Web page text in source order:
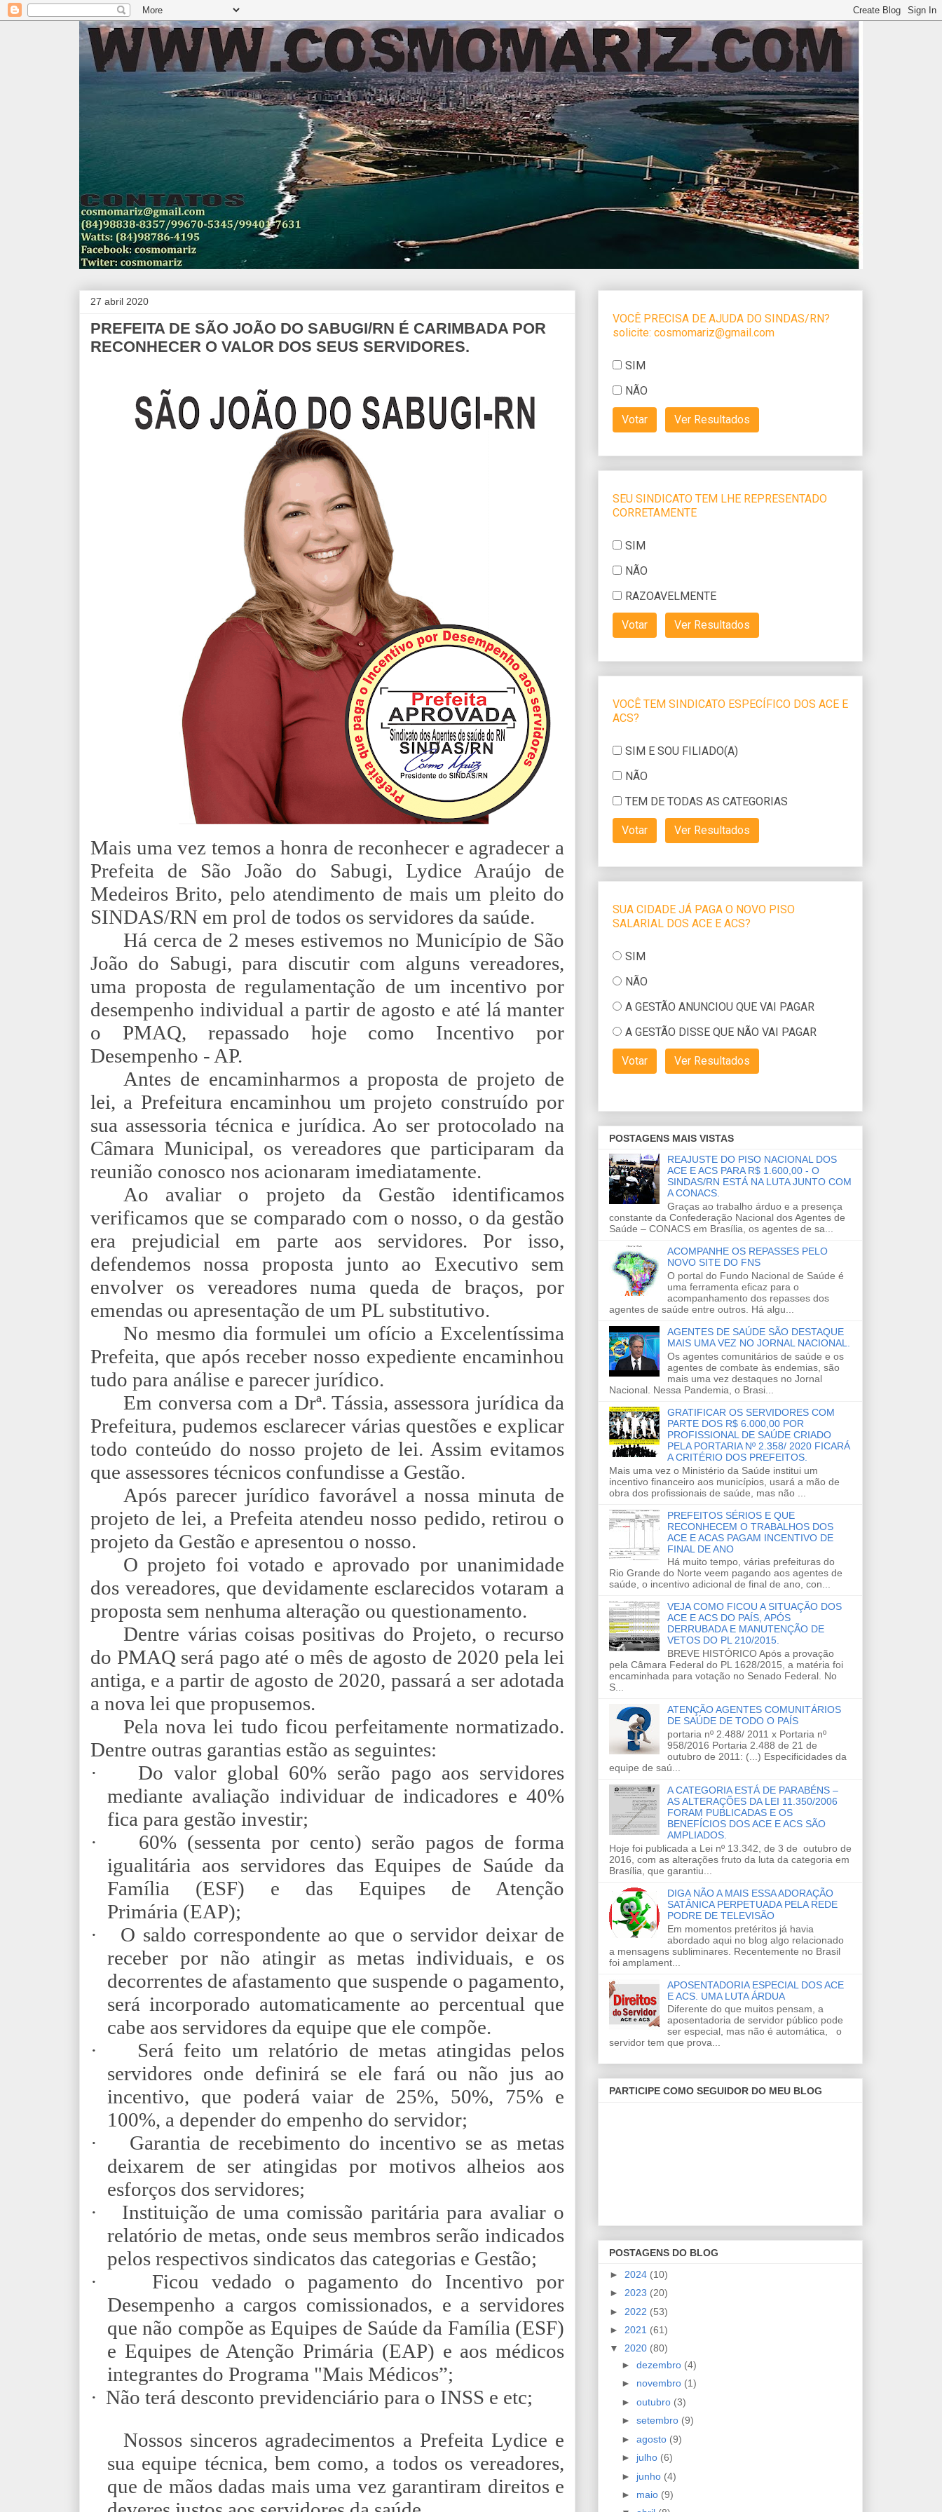
27 abril 2020
PREFEITA DE SÃO JOÃO DO SABUGI/RN É CARIMBADA POR
RECONHECER O VALOR DOS SEUS SERVIDORES.
Mais uma vez temos a honra de reconhecer e agradecer a
Prefeita de São João do Sabugi, Lydice Araújo de
Medeiros Brito, pelo atendimento de mais um pleito do
SINDAS/RN em prol de todos os servidores da saúde.
Há cerca de 2 meses estivemos no Município de São
João do Sabugi, para discutir com alguns vereadores,
uma proposta de regulamentação de um incentivo por
desempenho individual a partir de agosto e até lá manter
o PMAQ, repassado hoje como Incentivo por
Desempenho - AP.
Antes de encaminharmos a proposta de projeto de
lei, a Prefeitura encaminhou um projeto construído por
sua assessoria técnica e jurídica. Ao ser protocolado na
Câmara Municipal, os vereadores que participaram da
reunião conosco nos acionaram imediatamente.
Ao avaliar o projeto da Gestão identificamos
verificamos que se comparado com o nosso, o da gestão
era prejudicial em parte aos servidores. Por isso,
defendemos nossa proposta junto ao Executivo sem
envolver os vereadores numa queda de braços, por
emendas ou apresentação de um PL substitutivo.
No mesmo dia formulei um ofício a Excelentíssima
Prefeita, que após receber nosso expediente encaminhou
tudo para análise e parecer jurídico.
Em conversa com a Drª. Tássia, assessora jurídica da
Prefeitura, pudemos esclarecer várias questões e explicar
todo conteúdo do nosso projeto de lei. Assim evitamos
que assessores técnicos confundisse a Gestão.
Após parecer jurídico favorável a nossa minuta de
projeto de lei, a Prefeita atendeu nosso pedido, retirou o
projeto da Gestão e apresentou o nosso.
O projeto foi votado e aprovado por unanimidade
dos vereadores, que devidamente esclarecidos votaram a
proposta sem nenhuma alteração ou questionamento.
Dentre várias coisas positivas do Projeto, o recurso
do PMAQ será pago até o mês de agosto de 2020 pela lei
antiga, e a partir de agosto de 2020, passará a ser adotada
a nova lei que propusemos.
Pela nova lei tudo ficou perfeitamente normatizado.
Dentre outras garantias estão as seguintes:
·
Do valor global 60% serão pago aos servidores
mediante avaliação individuar de indicadores e 40%
fica para gestão investir;
·
60% (sessenta por cento) serão pagos de forma
igualitária aos servidores das Equipes de Saúde da
Família (ESF) e das Equipes de Atenção
Primária (EAP);
·
O saldo correspondente ao que o servidor deixar de
receber por não atingir as metas individuais, e os
decorrentes de afastamento que suspende o pagamento,
será incorporado automaticamente ao percentual que
cabe aos servidores da equipe que ele compõe.
·
Será feito um relatório de metas atingidas pelos
servidores onde definirá se ele fará ou não jus ao
incentivo, que poderá vaiar de 25%, 50%, 75% e
100%, a depender do empenho do servidor;
·
Garantia de recebimento do incentivo se as metas
deixarem de ser atingidas por motivos alheios aos
esforços dos servidores;
·
Instituição de uma comissão paritária para avaliar o
relatório de metas, onde seus membros serão indicados
pelos respectivos sindicatos das categorias e Gestão;
·
Ficou vedado o pagamento do Incentivo por
Desempenho a cargos comissionados, e a servidores
que não compõe as Equipes de Saúde da Família (ESF)
e Equipes de Atenção Primária (EAP) e aos médicos
integrantes do Programa "Mais Médicos”;
· Não terá desconto previdenciário para o INSS e etc;
Nossos sinceros agradecimentos a Prefeita Lydice e
sua equipe técnica, bem como, a todos os vereadores,
que de mãos dadas mais uma vez garantiram direitos e
POSTAGENS MAIS VISTAS
REAJUSTE DO PISO NACIONAL DOS
ACE E ACS PARA R$ 1.600,00 - O
SINDAS/RN ESTÁ NA LUTA JUNTO COM
A CONACS.
Graças ao trabalho árduo e a presença
constante da Confederação Nacional dos Agentes de
Saúde – CONACS em Brasília, os agentes de sa...
ACOMPANHE OS REPASSES PELO
NOVO SITE DO FNS
O portal do Fundo Nacional de Saúde é
uma ferramenta eficaz para o
acompanhamento dos repasses dos
agentes de saúde entre outros. Há algu...
AGENTES DE SAÚDE SÃO DESTAQUE
MAIS UMA VEZ NO JORNAL NACIONAL.
Os agentes comunitários de saúde e os
agentes de combate às endemias, são
mais uma vez destaques no Jornal
Nacional. Nessa Pandemia, o Brasi...
GRATIFICAR OS SERVIDORES COM
PARTE DOS R$ 6.000,00 POR
PROFISSIONAL DE SAÚDE CRIADO
PELA PORTARIA Nº 2.358/ 2020 FICARÁ
A CRITÉRIO DOS PREFEITOS.
Mais uma vez o Ministério da Saúde institui um
incentivo financeiro aos municípios, usará a mão de
obra dos profissionais de saúde, mas não ...
PREFEITOS SÉRIOS E QUE
RECONHECEM O TRABALHOS DOS
ACE E ACAS PAGAM INCENTIVO DE
FINAL DE ANO
Há muito tempo, várias prefeituras do
Rio Grande do Norte veem pagando aos agentes de
saúde, o incentivo adicional de final de ano, con...
VEJA COMO FICOU A SITUAÇÃO DOS
ACE E ACS DO PAÍS, APÓS
DERRUBADA E MANUTENÇÃO DE
VETOS DO PL 210/2015.
BREVE HISTÓRICO Após a provação
pela Câmara Federal do PL 1628/2015, a matéria foi
encaminhada para votação no Senado Federal. No
S...
ATENÇÃO AGENTES COMUNITÁRIOS
DE SAÚDE DE TODO O PAÍS
portaria nº 2.488/ 2011 x Portaria nº
958/2016 Portaria 2.488 de 21 de
outubro de 2011: (...) Especificidades da
equipe de saú...
A CATEGORIA ESTÁ DE PARABÉNS –
AS ALTERAÇÕES DA LEI 11.350/2006
FORAM PUBLICADAS E OS
BENEFÍCIOS DOS ACE E ACS SÃO
AMPLIADOS.
Hoje foi publicada a Lei nº 13.342, de 3 de outubro de
2016, com as alterações fruto da luta da categoria em
Brasília, que garantiu...
DIGA NÃO A MAIS ESSA ADORAÇÃO
SATÂNICA PERPETUADA PELA REDE
PODRE DE TELEVISÃO
Em momentos pretéritos já havia
abordado aqui no blog algo relacionado
a mensagens subliminares. Recentemente no Brasil
foi amplament...
APOSENTADORIA ESPECIAL DOS ACE
E ACS. UMA LUTA ÁRDUA
Diferente do que muitos pensam, a
aposentadoria de servidor público pode
ser especial, mas não é automática, o
servidor tem que prova...
PARTICIPE COMO SEGUIDOR DO MEU BLOG
POSTAGENS DO BLOG
► 2024 (10)
► 2023 (20)
► 2022 (53)
► 2021 (61)
▼ 2020 (80)
► dezembro (4)
► novembro (1)
► outubro (3)
► setembro (9)
► agosto (9)
► julho (6)
► junho (4)
► maio (9)